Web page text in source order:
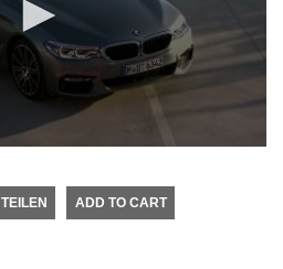
TEILEN ADD TO CART